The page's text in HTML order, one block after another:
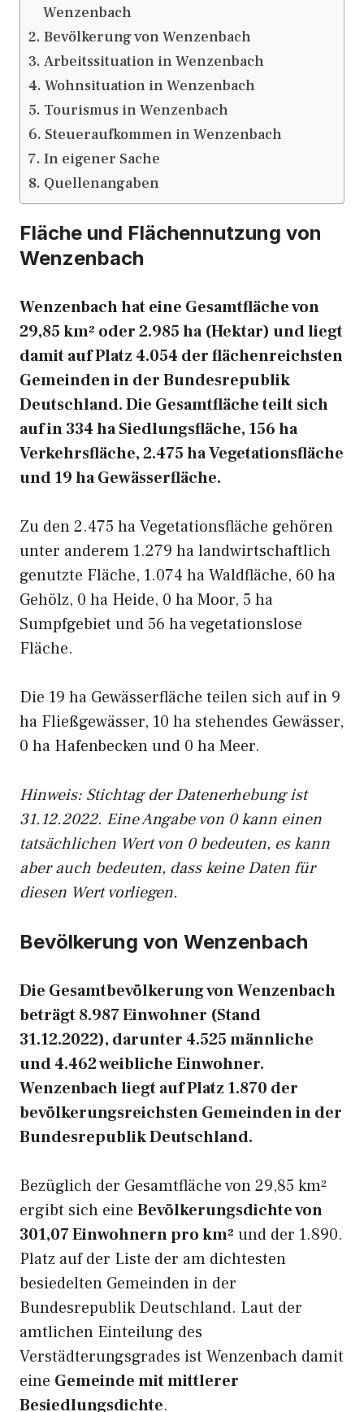
Wenzenbach
Bevölkerung von Wenzenbach
Arbeitssituation in Wenzenbach
Wohnsituation in Wenzenbach
Tourismus in Wenzenbach
Steueraufkommen in Wenzenbach
In eigener Sache
Quellenangaben
Fläche und Flächennutzung von
Wenzenbach
Wenzenbach hat eine Gesamtfläche von
29,85 km² oder 2.985 ha (Hektar) und liegt
damit auf Platz 4.054 der flächenreichsten
Gemeinden in der Bundesrepublik
Deutschland. Die Gesamtfläche teilt sich
auf in 334 ha Siedlungsfläche, 156 ha
Verkehrsfläche, 2.475 ha Vegetationsfläche
und 19 ha Gewässerfläche.
Zu den 2.475 ha Vegetationsfläche gehören
unter anderem 1.279 ha landwirtschaftlich
genutzte Fläche, 1.074 ha Waldfläche, 60 ha
Gehölz, 0 ha Heide, 0 ha Moor, 5 ha
Sumpfgebiet und 56 ha vegetationslose
Fläche.
Die 19 ha Gewässerfläche teilen sich auf in 9
ha Fließgewässer, 10 ha stehendes Gewässer,
0 ha Hafenbecken und 0 ha Meer.
Hinweis: Stichtag der Datenerhebung ist
31.12.2022. Eine Angabe von 0 kann einen
tatsächlichen Wert von 0 bedeuten, es kann
aber auch bedeuten, dass keine Daten für
diesen Wert vorliegen.
Bevölkerung von Wenzenbach
Die Gesamtbevölkerung von Wenzenbach
beträgt 8.987 Einwohner (Stand
31.12.2022), darunter 4.525 männliche
und 4.462 weibliche Einwohner.
Wenzenbach liegt auf Platz 1.870 der
bevölkerungsreichsten Gemeinden in der
Bundesrepublik Deutschland.
Bezüglich der Gesamtfläche von 29,85 km²
ergibt sich eine Bevölkerungsdichte von
301,07 Einwohnern pro km² und der 1.890.
Platz auf der Liste der am dichtesten
besiedelten Gemeinden in der
Bundesrepublik Deutschland. Laut der
amtlichen Einteilung des
Verstädterungsgrades ist Wenzenbach damit
eine Gemeinde mit mittlerer
Besiedlungsdichte.